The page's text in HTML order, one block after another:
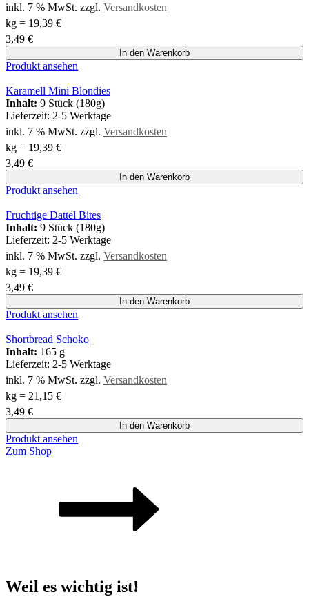
inkl. 7 % MwSt. zzgl. Versandkosten
kg = 19,39 €
3,49 €
In den Warenkorb
Produkt ansehen
Karamell Mini Blondies
Inhalt: 9 Stück (180g)
Lieferzeit: 2-5 Werktage
inkl. 7 % MwSt. zzgl. Versandkosten
kg = 19,39 €
3,49 €
In den Warenkorb
Produkt ansehen
Fruchtige Dattel Bites
Inhalt: 9 Stück (180g)
Lieferzeit: 2-5 Werktage
inkl. 7 % MwSt. zzgl. Versandkosten
kg = 19,39 €
3,49 €
In den Warenkorb
Produkt ansehen
Shortbread Schoko
Inhalt: 165 g
Lieferzeit: 2-5 Werktage
inkl. 7 % MwSt. zzgl. Versandkosten
kg = 21,15 €
3,49 €
In den Warenkorb
Produkt ansehen
Zum Shop
Weil es wichtig ist!